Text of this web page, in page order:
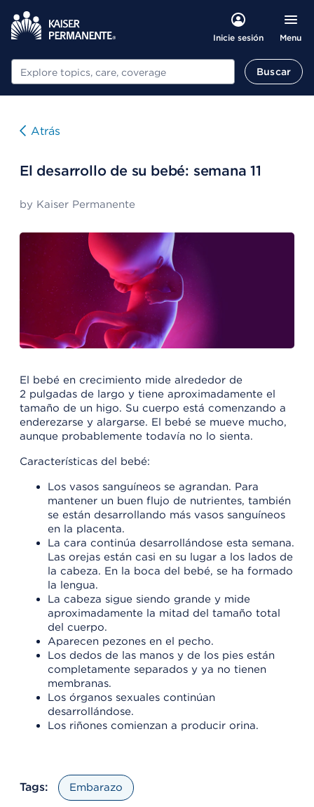
Inicie sesión Menu
Buscar Buscar
Atrás
El desarrollo de su bebé: semana 11
by Kaiser Permanente
El bebé en crecimiento mide alrededor de
2 pulgadas de largo y tiene aproximadamente el
tamaño de un higo. Su cuerpo está comenzando a
enderezarse y alargarse. El bebé se mueve mucho,
aunque probablemente todavía no lo sienta.
Características del bebé:
Los vasos sanguíneos se agrandan. Para
mantener un buen flujo de nutrientes, también
se están desarrollando más vasos sanguíneos
en la placenta.
La cara continúa desarrollándose esta semana.
Las orejas están casi en su lugar a los lados de
la cabeza. En la boca del bebé, se ha formado
la lengua.
La cabeza sigue siendo grande y mide
aproximadamente la mitad del tamaño total
del cuerpo.
Aparecen pezones en el pecho.
Los dedos de las manos y de los pies están
completamente separados y ya no tienen
membranas.
Los órganos sexuales continúan
desarrollándose.
Los riñones comienzan a producir orina.
Tags: Embarazo